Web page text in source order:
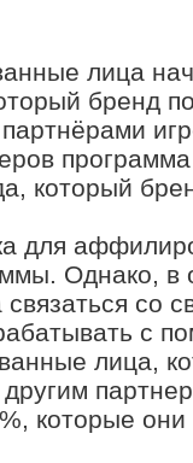
лица
бренд
который
для
Однако, в
со
с
лица,
которые